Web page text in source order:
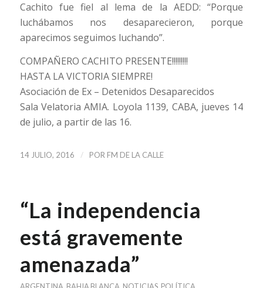
Cachito fue fiel al lema de la AEDD: “Porque
luchábamos nos desaparecieron, porque
aparecimos seguimos luchando”.
COMPAÑERO CACHITO PRESENTE!!!!!!!!!
HASTA LA VICTORIA SIEMPRE!
Asociación de Ex – Detenidos Desaparecidos
Sala Velatoria AMIA. Loyola 1139, CABA, jueves 14
de julio, a partir de las 16.
14 JULIO, 2016 / POR FM DE LA CALLE
“La independencia
está gravemente
amenazada”